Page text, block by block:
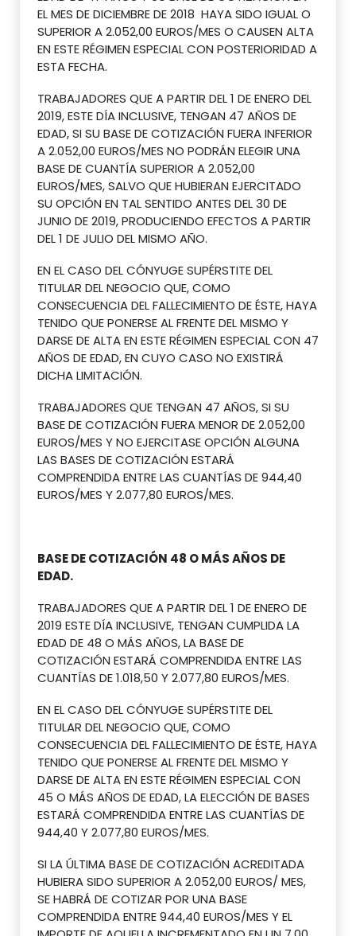
EL MES DE DICIEMBRE DE 2018 HAYA SIDO IGUAL O
SUPERIOR A 2.052,00 EUROS/MES O CAUSEN ALTA
EN ESTE RÉGIMEN ESPECIAL CON POSTERIORIDAD A
ESTA FECHA.
TRABAJADORES QUE A PARTIR DEL 1 DE ENERO DEL
2019, ESTE DÍA INCLUSIVE, TENGAN 47 AÑOS DE
EDAD, SI SU BASE DE COTIZACIÓN FUERA INFERIOR
A 2.052,00 EUROS/MES NO PODRÁN ELEGIR UNA
BASE DE CUANTÍA SUPERIOR A 2.052,00
EUROS/MES, SALVO QUE HUBIERAN EJERCITADO
SU OPCIÓN EN TAL SENTIDO ANTES DEL 30 DE
JUNIO DE 2019, PRODUCIENDO EFECTOS A PARTIR
DEL 1 DE JULIO DEL MISMO AÑO.
EN EL CASO DEL CÓNYUGE SUPÉRSTITE DEL
TITULAR DEL NEGOCIO QUE, COMO
CONSECUENCIA DEL FALLECIMIENTO DE ÉSTE, HAYA
TENIDO QUE PONERSE AL FRENTE DEL MISMO Y
DARSE DE ALTA EN ESTE RÉGIMEN ESPECIAL CON 47
AÑOS DE EDAD, EN CUYO CASO NO EXISTIRÁ
DICHA LIMITACIÓN.
TRABAJADORES QUE TENGAN 47 AÑOS, SI SU
BASE DE COTIZACIÓN FUERA MENOR DE 2.052,00
EUROS/MES Y NO EJERCITASE OPCIÓN ALGUNA
LAS BASES DE COTIZACIÓN ESTARÁ
COMPRENDIDA ENTRE LAS CUANTÍAS DE 944,40
EUROS/MES Y 2.077,80 EUROS/MES.
BASE DE COTIZACIÓN 48 O MÁS AÑOS DE
EDAD.
TRABAJADORES QUE A PARTIR DEL 1 DE ENERO DE
2019 ESTE DÍA INCLUSIVE, TENGAN CUMPLIDA LA
EDAD DE 48 O MÁS AÑOS, LA BASE DE
COTIZACIÓN ESTARÁ COMPRENDIDA ENTRE LAS
CUANTÍAS DE 1.018,50 Y 2.077,80 EUROS/MES.
EN EL CASO DEL CÓNYUGE SUPÉRSTITE DEL
TITULAR DEL NEGOCIO QUE, COMO
CONSECUENCIA DEL FALLECIMIENTO DE ÉSTE, HAYA
TENIDO QUE PONERSE AL FRENTE DEL MISMO Y
DARSE DE ALTA EN ESTE RÉGIMEN ESPECIAL CON
45 O MÁS AÑOS DE EDAD, LA ELECCIÓN DE BASES
ESTARÁ COMPRENDIDA ENTRE LAS CUANTÍAS DE
944,40 Y 2.077,80 EUROS/MES.
SI LA ÚLTIMA BASE DE COTIZACIÓN ACREDITADA
HUBIERA SIDO SUPERIOR A 2.052,00 EUROS/ MES,
SE HABRÁ DE COTIZAR POR UNA BASE
COMPRENDIDA ENTRE 944,40 EUROS/MES Y EL